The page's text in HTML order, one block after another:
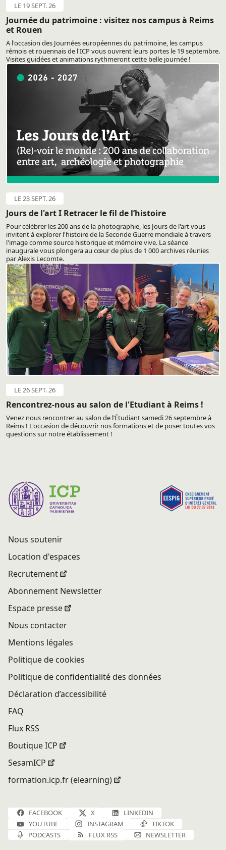
LE 19 SEPT. 26
Journée du patrimoine : visitez nos campus à Reims
et Rouen
A l'occasion des Journées européennes du patrimoine, les campus
rémois et rouennais de l'ICP vous ouvrent leurs portes le 19 septembre.
Visites guidées et animations rythmeront cette belle journée !
LE 23 SEPT. 26
Jours de l'art I Retracer le fil de l’histoire
Pour célébrer les 200 ans de la photographie, les Jours de l'art vous
invitent à explorer l'histoire de la Seconde Guerre mondiale à travers
l'image comme source historique et mémoire vive. La séance
inaugurale vous plongera au cœur de plus de 1 000 archives réunies
par Alexis Lecomte.
LE 26 SEPT. 26
Rencontrez-nous au salon de l'Etudiant à Reims !
Venez nous rencontrer au salon de l’Étudiant samedi 26 septembre à
Reims ! L'occasion de découvrir nos formations et de poser toutes vos
questions sur notre établissement !
Nous soutenir
Location d'espaces
Recrutement
Abonnement Newsletter
Espace presse
Nous contacter
Mentions légales
Politique de cookies
Politique de confidentialité des données
Déclaration d’accessibilité
FAQ
Flux RSS
Boutique ICP
SesamICP
formation.icp.fr (elearning)
FACEBOOK X
LINKEDIN
YOUTUBE
INSTAGRAM
TIKTOK
PODCASTS
FLUX RSS NEWSLETTER